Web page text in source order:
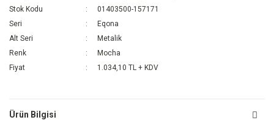
Stok Kodu
01403500-157171
Seri
Eqona
Alt Seri
Metalik
Renk
Mocha
Fiyat
1.034,10 TL + KDV
Ürün Bilgisi